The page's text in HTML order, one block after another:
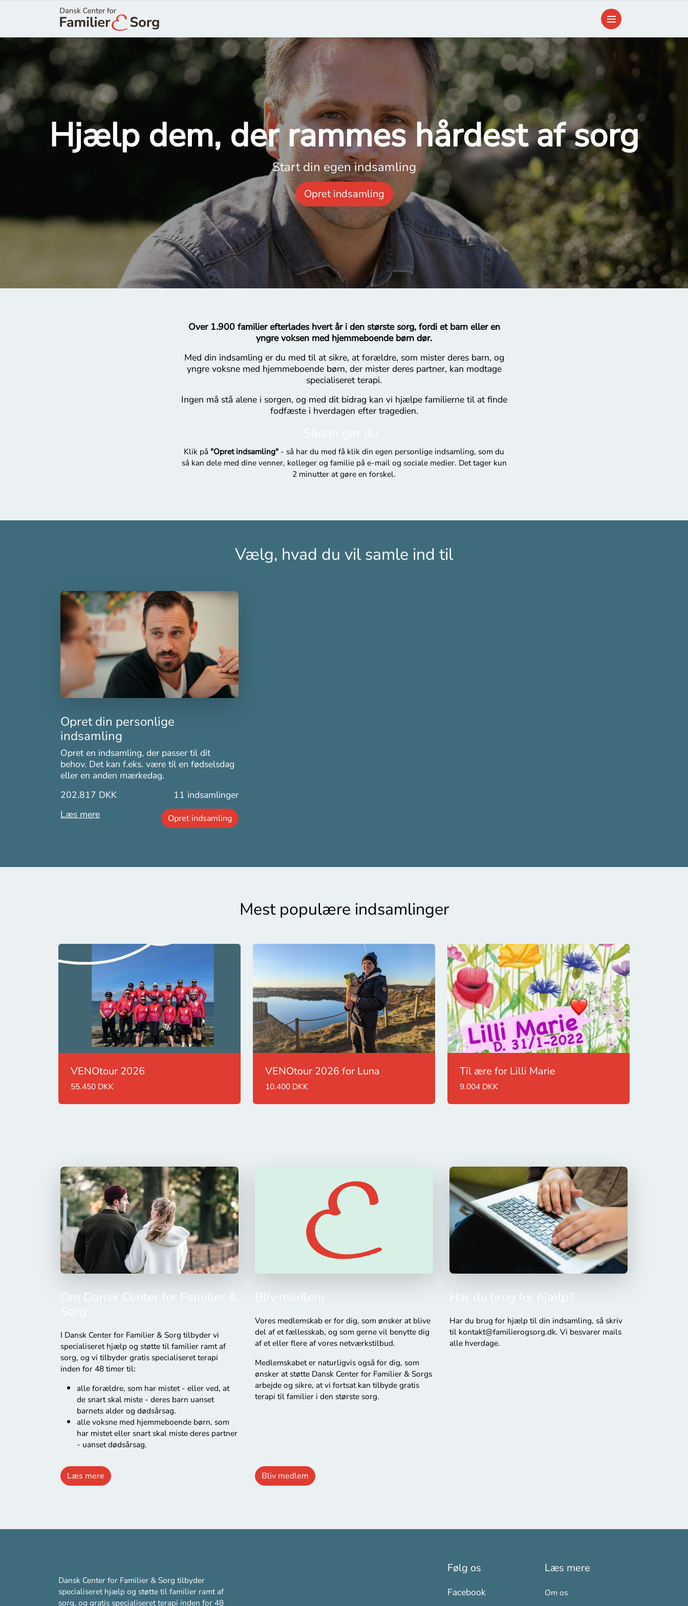
Hjælp dem, der rammes hårdest af sorg
Start din egen indsamling
Opret indsamling
Over 1.900 familier efterlades hvert år i den største sorg, fordi et barn eller en
yngre voksen med hjemmeboende børn dør.
Med din indsamling er du med til at sikre, at forældre, som mister deres barn, og
yngre voksne med hjemmeboende børn, der mister deres partner, kan modtage
specialiseret terapi.
Ingen må stå alene i sorgen, og med dit bidrag kan vi hjælpe familierne til at finde
fodfæste i hverdagen efter tragedien.
Klik på "Opret indsamling" - så har du med få klik din egen personlige indsamling, som du
så kan dele med dine venner, kolleger og familie på e-mail og sociale medier. Det tager kun
2 minutter at gøre en forskel.
Vælg, hvad du vil samle ind til
Opret din personlige
indsamling
Opret en indsamling, der passer til dit
behov. Det kan f.eks. være til en fødselsdag
eller en anden mærkedag.
202.817 DKK
11 indsamlinger
Læs mere
Opret indsamling
Mest populære indsamlinger
VENOtour 2026
55.450 DKK
VENOtour 2026 for Luna
10.400 DKK
Til ære for Lilli Marie
9.004 DKK
Om Dansk Center for Familier &
I Dansk Center for Familier & Sorg tilbyder vi
specialiseret hjælp og støtte til familier ramt af
sorg, og vi tilbyder gratis specialiseret terapi
inden for 48 timer til:
alle forældre, som har mistet - eller ved, at
de snart skal miste - deres barn uanset
barnets alder og dødsårsag.
alle voksne med hjemmeboende børn, som
har mistet eller snart skal miste deres partner
- uanset dødsårsag.
Læs mere
Bliv medlem
Vores medlemskab er for dig, som ønsker at blive
del af et fællesskab, og som gerne vil benytte dig
af et eller flere af vores netværkstilbud.
Medlemskabet er naturligvis også for dig, som
ønsker at støtte Dansk Center for Familier & Sorgs
arbejde og sikre, at vi fortsat kan tilbyde gratis
terapi til familier i den største sorg.
Bliv medlem
Har du brug for hjælp?
Har du brug for hjælp til din indsamling, så skriv
til kontakt@familierogsorg.dk. Vi besvarer mails
alle hverdage.
Dansk Center for Familier & Sorg tilbyder
specialiseret hjælp og støtte til familier ramt af
sorg, og gratis specialiseret terapi inden for 48
Følg os
Facebook
Læs mere
Om os